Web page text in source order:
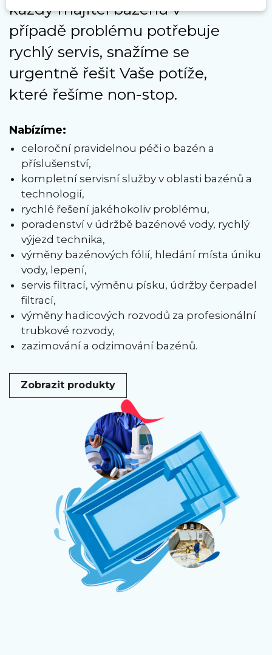
každý majitel bazénu v
případě problému potřebuje
rychlý servis, snažíme se
urgentně řešit Vaše potíže,
které řešíme non-stop.
Nabízíme:
celoroční pravidelnou péči o bazén a
příslušenství,
kompletní servisní služby v oblasti bazénů a
technologií,
rychlé řešení jakéhokoliv problému,
poradenství v údržbě bazénové vody, rychlý
výjezd technika,
výměny bazénových fólií, hledání místa úniku
vody, lepení,
servis filtrací, výměnu písku, údržby čerpadel
filtrací,
výměny hadicových rozvodů za profesionální
trubkové rozvody,
zazimování a odzimování bazénů.
Zobrazit produkty